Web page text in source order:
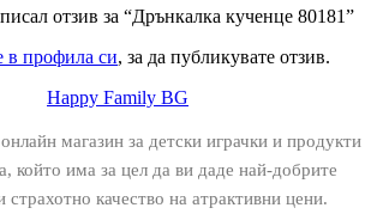
отзив за “Дрънкалка кученце 80181”
в профила си, за да публикувате отзив.
магазин за детски играчки и продукти
който има за цел да ви даде най-добрите
страхотно качество на атрактивни цени.